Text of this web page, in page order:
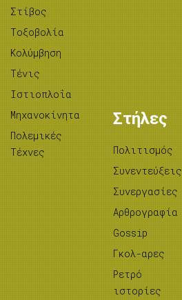
Στίβος
Tοξοβολία
Κολύμβηση
Τένις
Ιστιοπλοΐα
Μηχανοκίνητα
Πολεμικές
Τέχνες
Στήλες
Πολιτισμός
Συνεντεύξεις
Συνεργασίες
Αρθρογραφία
Gossip
Γκολ-αρες
Ρετρό
ιστορίες